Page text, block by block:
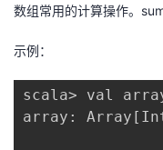
数组常用的计算操作。
示例：
scala> val
array: